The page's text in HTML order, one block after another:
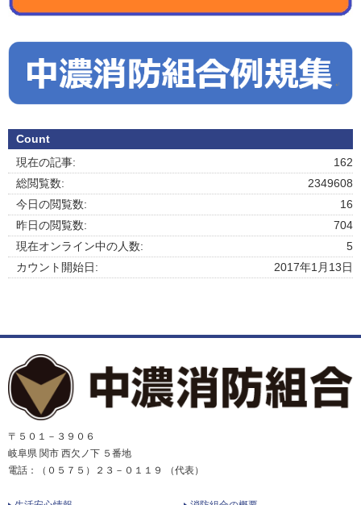
Count
162
現在の記事:
2349608
総閲覧数:
16
今日の閲覧数:
704
昨日の閲覧数:
5
現在オンライン中の人数:
2017年1月13日
カウント開始日:
〒５０１－３９０６
岐阜県 関市 西欠ノ下 ５番地
電話：（０５７５）２３－０１１９ （代表）